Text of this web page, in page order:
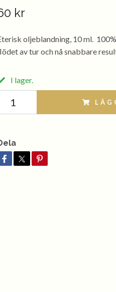
kr
oljeblandning, 10 ml.
av tur och nå snabbare
I lager.